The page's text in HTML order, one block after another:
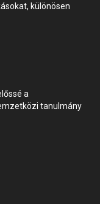
különösen
a
tanulmány